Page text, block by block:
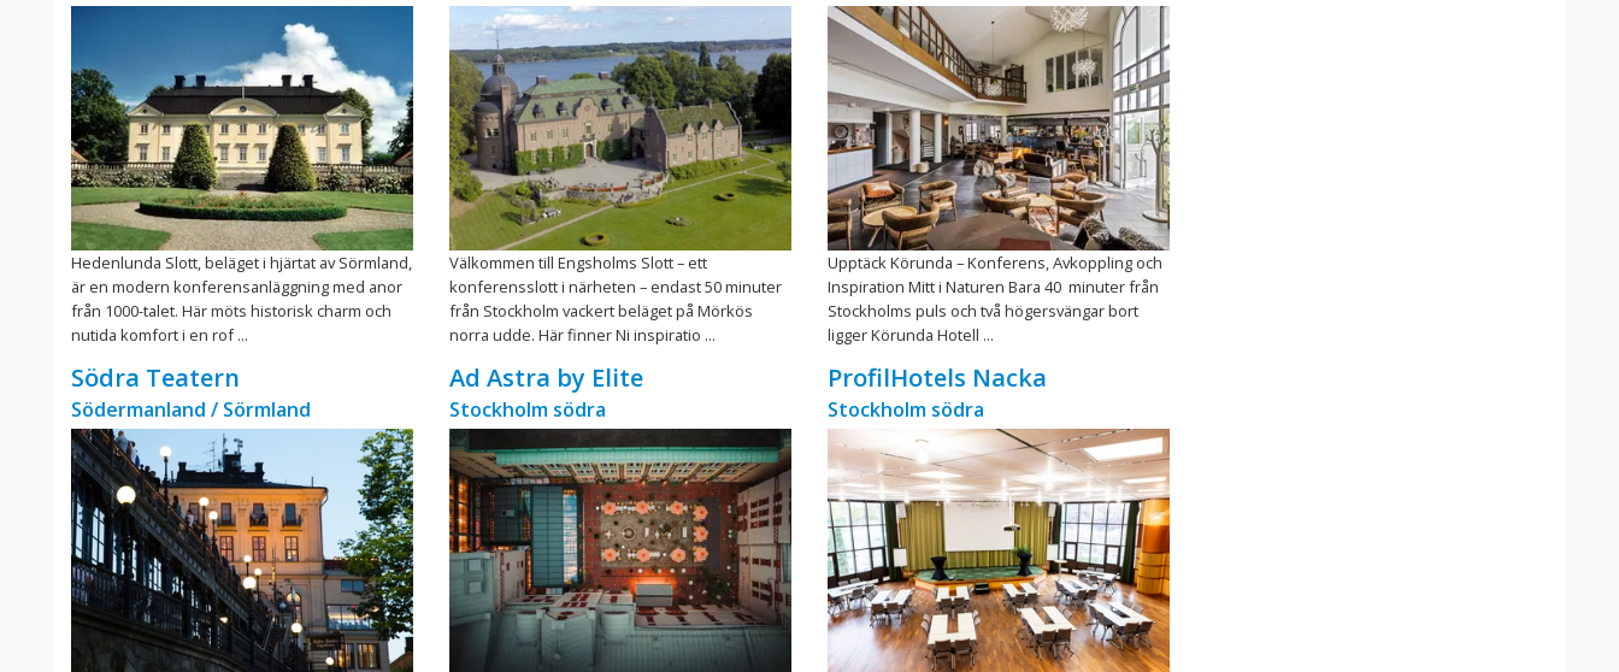
Hedenlunda Slott, beläget i hjärtat av Sörmland,
är en modern konferensanläggning med anor
från 1000-talet. Här möts historisk charm och
nutida komfort i en rof ...
Södra Teatern
Södermanland / Sörmland
Välkommen till Engsholms Slott – ett
konferensslott i närheten – endast 50 minuter
från Stockholm vackert beläget på Mörkös
norra udde. Här finner Ni inspiratio ...
Ad Astra by Elite
Stockholm södra
Upptäck Körunda – Konferens, Avkoppling och
Inspiration Mitt i Naturen Bara 40 minuter från
Stockholms puls och två högersvängar bort
ligger Körunda Hotell ...
ProfilHotels Nacka
Stockholm södra